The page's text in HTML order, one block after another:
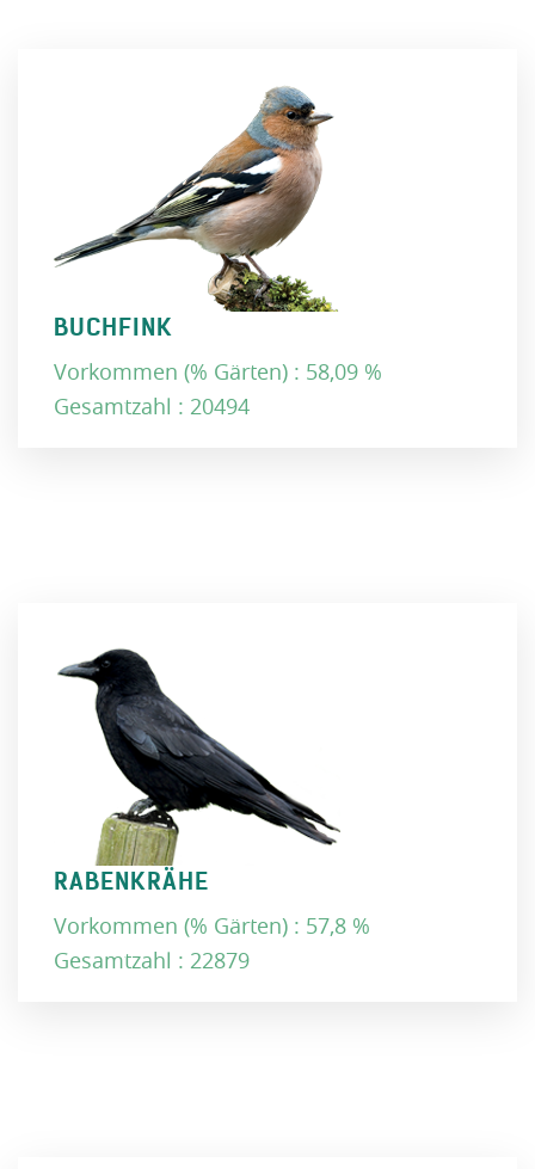
BUCHFINK
Vorkommen (% Gärten) : 58,09 %
Gesamtzahl : 20494
RABENKRÄHE
Vorkommen (% Gärten) : 57,8 %
Gesamtzahl : 22879